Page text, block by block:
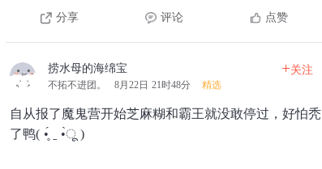
分享 评论 点赞
捞水母的海绵宝
不拓不进团。 8月22日 21时48分 精选
+关注
自从报了魔鬼营开始芝麻糊和霸王就没敢停过，好怕秃
了鸭( •̥́ ˍ •̀ू )